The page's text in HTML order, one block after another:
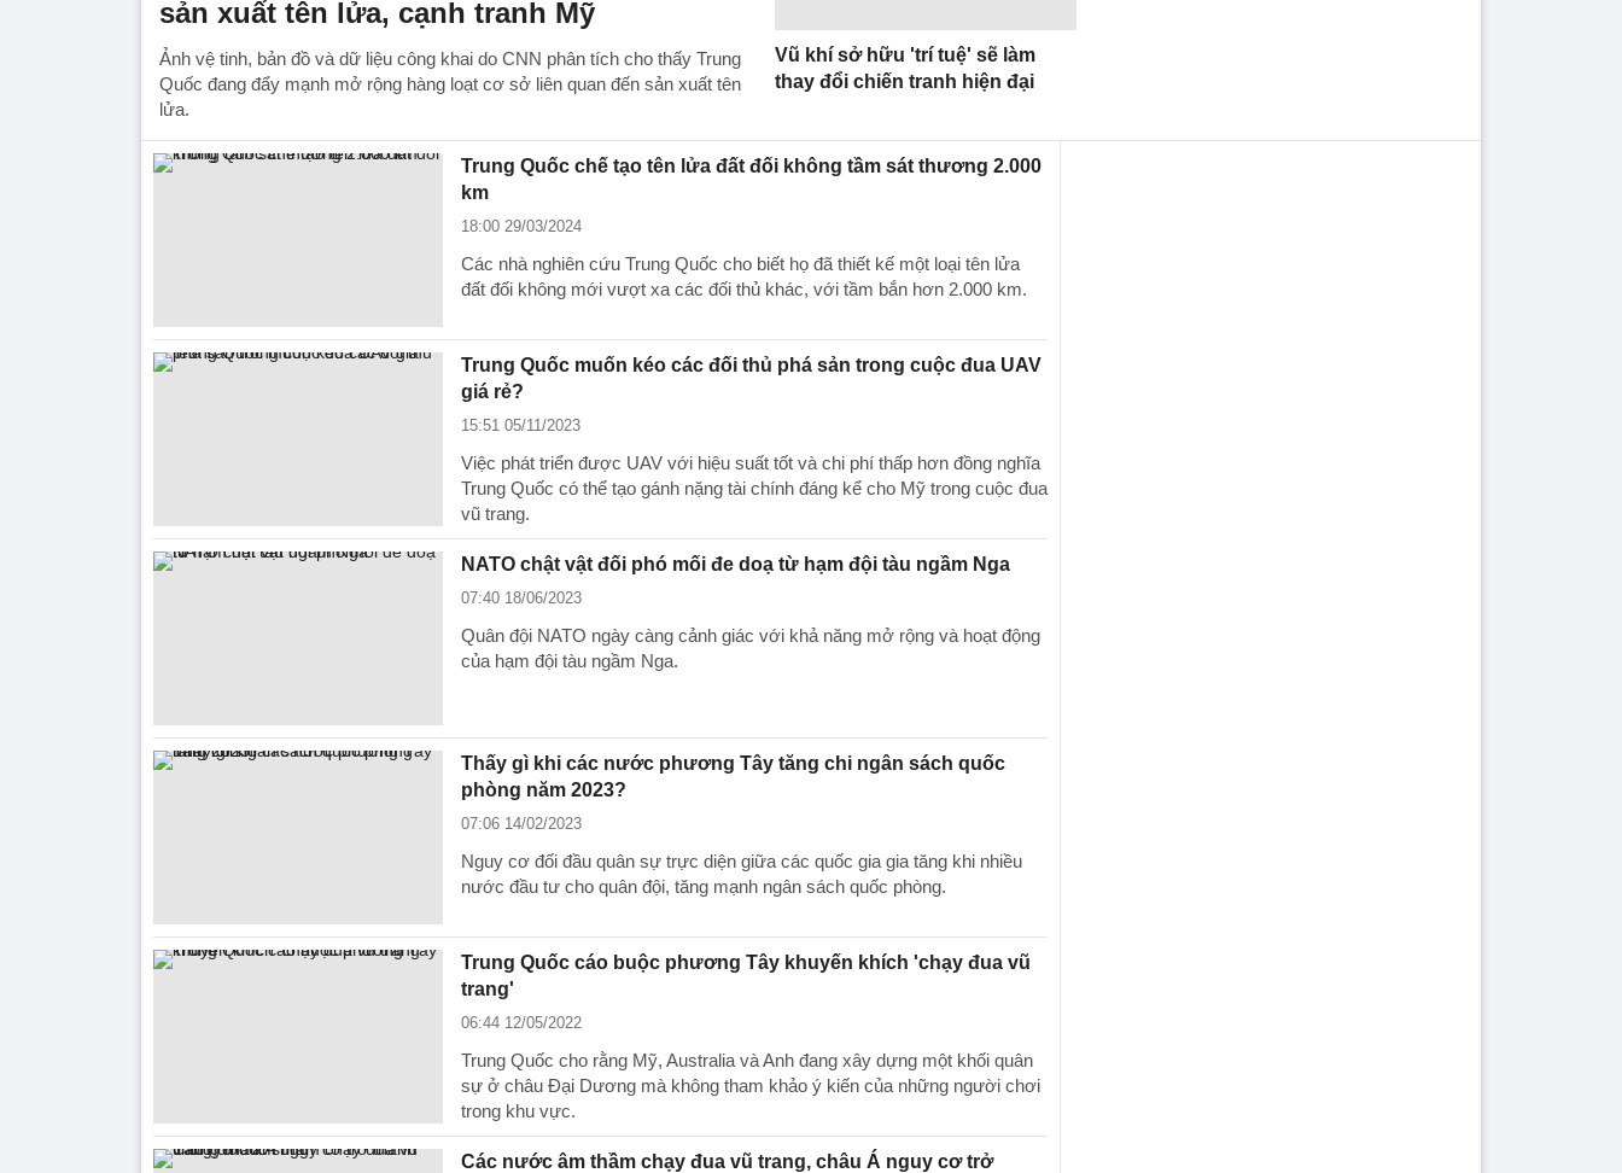
sản xuất tên lửa, cạnh tranh Mỹ
Ảnh vệ tinh, bản đồ và dữ liệu công khai do CNN phân tích cho thấy Trung
Quốc đang đẩy mạnh mở rộng hàng loạt cơ sở liên quan đến sản xuất tên
lửa.
Vũ khí sở hữu 'trí tuệ' sẽ làm
thay đổi chiến tranh hiện đại
Trung Quốc chế tạo tên lửa đất đối không tầm sát thương 2.000
km
18:00 29/03/2024
Các nhà nghiên cứu Trung Quốc cho biết họ đã thiết kế một loại tên lửa
đất đối không mới vượt xa các đối thủ khác, với tầm bắn hơn 2.000 km.
Trung Quốc muốn kéo các đối thủ phá sản trong cuộc đua UAV
giá rẻ?
15:51 05/11/2023
Việc phát triển được UAV với hiệu suất tốt và chi phí thấp hơn đồng nghĩa
Trung Quốc có thể tạo gánh nặng tài chính đáng kể cho Mỹ trong cuộc đua
vũ trang.
NATO chật vật đối phó mối đe doạ từ hạm đội tàu ngầm Nga
07:40 18/06/2023
Quân đội NATO ngày càng cảnh giác với khả năng mở rộng và hoạt động
của hạm đội tàu ngầm Nga.
Thấy gì khi các nước phương Tây tăng chi ngân sách quốc
phòng năm 2023?
07:06 14/02/2023
Nguy cơ đối đầu quân sự trực diện giữa các quốc gia gia tăng khi nhiều
nước đầu tư cho quân đội, tăng mạnh ngân sách quốc phòng.
Trung Quốc cáo buộc phương Tây khuyến khích 'chạy đua vũ
trang'
06:44 12/05/2022
Trung Quốc cho rằng Mỹ, Australia và Anh đang xây dựng một khối quân
sự ở châu Đại Dương mà không tham khảo ý kiến ​​của những người chơi
trong khu vực.
Các nước âm thầm chạy đua vũ trang, châu Á nguy cơ trở